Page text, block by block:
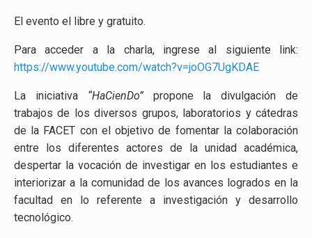
El evento el libre y gratuito.
Para acceder a la charla, ingrese al siguiente link:
https://www.youtube.com/watch?v=joOG7UgKDAE
La iniciativa “HaCienDo”propone la divulgación de
trabajos de los diversos grupos, laboratorios y cátedras
de la FACET con el objetivo de fomentar la colaboración
entre los diferentes actores de la unidad académica,
despertar la vocación de investigar en los estudiantes e
interiorizar a la comunidad de los avances logrados en la
facultad en lo referente a investigación y desarrollo
tecnológico.